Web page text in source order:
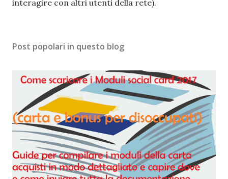
u
m
interagire con altri utenti della rete).
Post popolari in questo blog